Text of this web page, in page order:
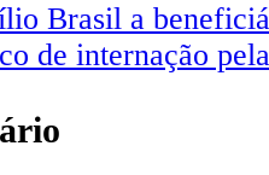
Brasil a
de internação